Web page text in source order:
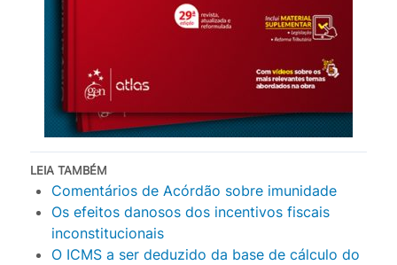
LEIA TAMBÉM
Comentários de Acórdão sobre imunidade
Os efeitos danosos dos incentivos fiscais
inconstitucionais
O ICMS a ser deduzido da base de cálculo do